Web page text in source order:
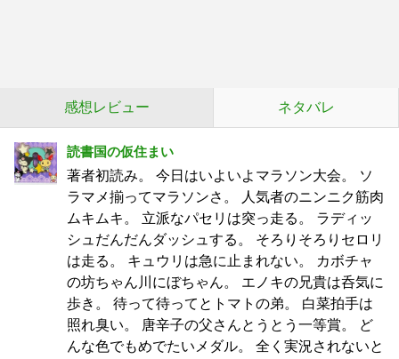
感想レビュー ネタバレ
読書国の仮住まい
著者初読み。 今日はいよいよマラソン大会。 ソ
ラマメ揃ってマラソンさ。 人気者のニンニク筋肉
ムキムキ。 立派なパセリは突っ走る。 ラディッ
シュだんだんダッシュする。 そろりそろりセロリ
は走る。 キュウリは急に止まれない。 カボチャ
の坊ちゃん川にぼちゃん。 エノキの兄貴は呑気に
歩き。 待って待ってとトマトの弟。 白菜拍手は
照れ臭い。 唐辛子の父さんとうとう一等賞。 ど
んな色でもめでたいメダル。 全く実況されないと